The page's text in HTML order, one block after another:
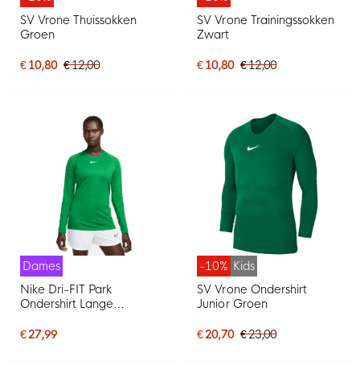
SV Vrone Thuissokken
Groen
€ 10,80 € 12,00
SV Vrone Trainingssokken
Zwart
€ 10,80 € 12,00
Dames
Nike Dri-FIT Park
Ondershirt Lange
Wit
€ 27,99
-10% Kids
SV Vrone Ondershirt
Junior Groen
€ 20,70 € 23,00